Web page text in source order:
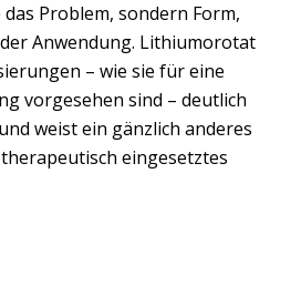
Problem, sondern Form,
Anwendung. Lithiumorotat
– wie sie für eine
vorgesehen sind – deutlich
weist ein gänzlich anderes
eingesetztes